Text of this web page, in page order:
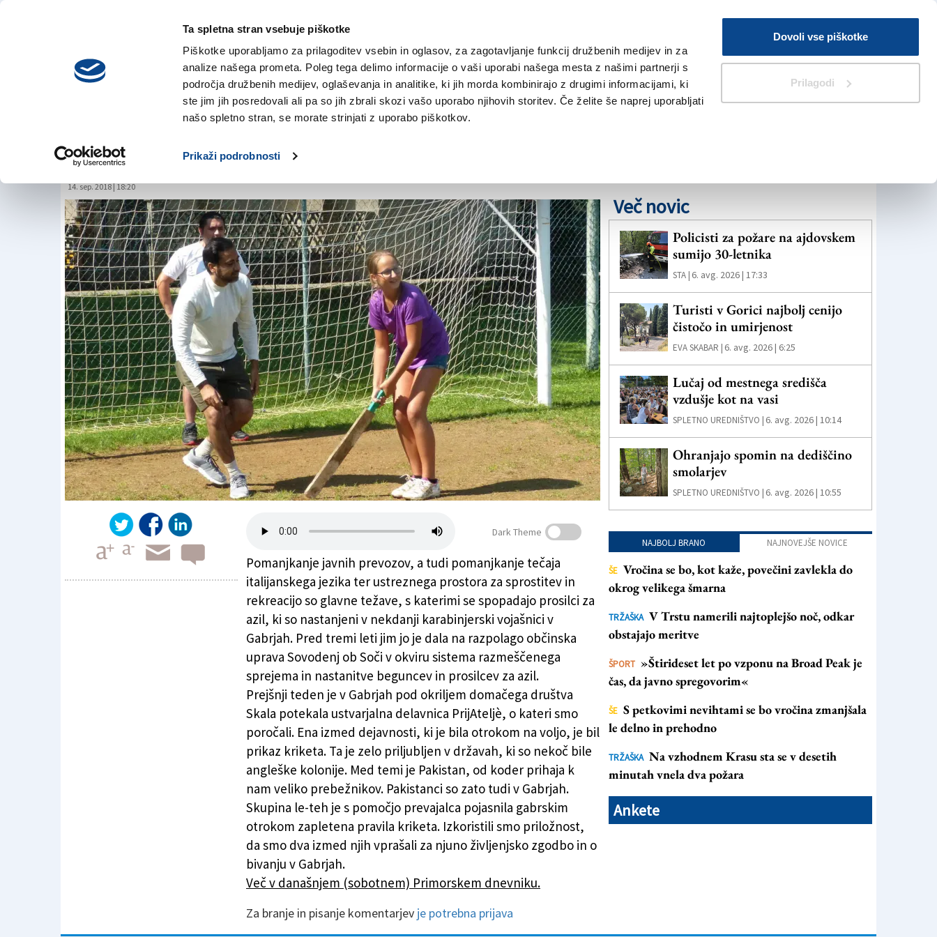
Ta spletna stran vsebuje piškotke
Piškotke uporabljamo za prilagoditev vsebin in oglasov, za zagotavljanje funkcij družbenih medijev in za
analize našega prometa. Poleg tega delimo informacije o vaši uporabi našega mesta z našimi partnerji s
področja družbenih medijev, oglaševanja in analitike, ki jih morda kombinirajo z drugimi informacijami, ki
ste jim jih posredovali ali pa so jih zbrali skozi vašo uporabo njihovih storitev. Če želite še naprej uporabljati
našo spletno stran, se morate strinjati z uporabo piškotkov.
Prikaži podrobnosti
Dovoli vse piškotke
Prilagodi
četrtek,
6. avgusta 2026
V Kioskih
Iskanje
NOVICE TRŽAŠKA GORIŠKA KULTURA ŠPORT ŠE
Občutijo pomanjkanje javnih prevozov
in tečaja italijanščine
14. sep. 2018 | 18:20
Občutijo pomanjkanje javnih prevozov in tečaja italijanščine
Dark Theme
Pomanjkanje javnih prevozov, a tudi pomanjkanje tečaja
italijanskega jezika ter ustreznega prostora za sprostitev in
rekreacijo so glavne težave, s katerimi se spopadajo prosilci za
azil, ki so nastanjeni v nekdanji karabinjerski vojašnici v
Gabrjah. Pred tremi leti jim jo je dala na razpolago občinska
uprava Sovodenj ob Soči v okviru sistema razmeščenega
sprejema in nastanitve beguncev in prosilcev za azil.
Prejšnji teden je v Gabrjah pod okriljem domačega društva
Skala potekala ustvarjalna delavnica PrijAteljè, o kateri smo
poročali. Ena izmed dejavnosti, ki je bila otrokom na voljo, je bil
prikaz kriketa. Ta je zelo priljubljen v državah, ki so nekoč bile
angleške kolonije. Med temi je Pakistan, od koder prihaja k
nam veliko prebežnikov. Pakistanci so zato tudi v Gabrjah.
Skupina le-teh je s pomočjo prevajalca pojasnila gabrskim
otrokom zapletena pravila kriketa. Izkoristili smo priložnost,
da smo dva izmed njih vprašali za njuno življenjsko zgodbo in o
bivanju v Gabrjah.
Več v današnjem (sobotnem) Primorskem dnevniku.
Za branje in pisanje komentarjev je potrebna prijava
Več novic
Policisti za požare na ajdovskem
sumijo 30-letnika
STA | 6. avg. 2026 | 17:33
Turisti v Gorici najbolj cenijo
čistočo in umirjenost
EVA SKABAR | 6. avg. 2026 | 6:25
Lučaj od mestnega središča
vzdušje kot na vasi
SPLETNO UREDNIŠTVO | 6. avg. 2026 | 10:14
Ohranjajo spomin na dediščino
smolarjev
SPLETNO UREDNIŠTVO | 6. avg. 2026 | 10:55
NAJBOLJ BRANO NAJNOVEJŠE NOVICE
ŠE Vročina se bo, kot kaže, povečini zavlekla do
okrog velikega šmarna
TRŽAŠKA V Trstu namerili najtoplejšo noč, odkar
obstajajo meritve
ŠPORT »Štirideset let po vzponu na Broad Peak je
čas, da javno spregovorim«
ŠE S petkovimi nevihtami se bo vročina zmanjšala
le delno in prehodno
TRŽAŠKA Na vzhodnem Krasu sta se v desetih
minutah vnela dva požara
Ankete